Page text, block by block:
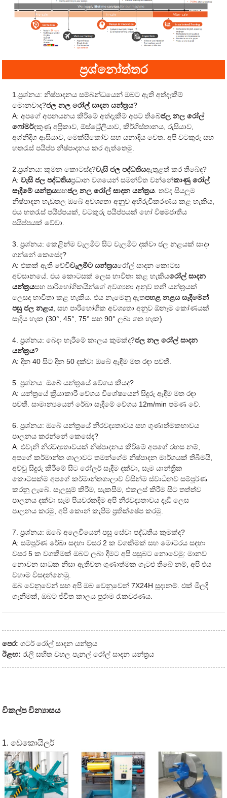
ප්‍රශ්නෝත්තර
1.ප්‍රශ්නය: නිෂ්පාදනය සම්බන්ධයෙන් ඔබට ඇති අත්දැකීම්
මොනවාද?ජල නල රෝල් සාදන යන්ත්‍රය?
A: අපගේ අපනයනය කිරීමේ අත්දැකීම් අපට තිබේජල නල රෝල්
ෆෝමර්දකුණු අප්‍රිකාව, ඕස්ට්‍රේලියාව, කිර්ගිස්තානය, රුසියාව,
අග්නිදිග ආසියාව, මෙක්සිකෝව සහ යනාදිය වෙත. අපි වටකුරු සහ
හතරැස් පයිප්ප නිෂ්පාදනය කර ඇත්තෙමු.
2.ප්‍රශ්නය: කුමන කොටස්ද?වැසි ජල පද්ධතියඇතුළත් කර තිබේද?
A:වැසි ජල පද්ධතියප්‍රධාන වශයෙන් සමන්විත වන්නේකාණු රෝල්
සෑදීමේ යන්ත්‍රයසහජල නල රෝල් සාදන යන්ත්‍රය. තවද සියලුම
නිෂ්පාදන හැඩතල ඔබේ අවශ්‍යතා අනුව අභිරුචිකරණය කළ හැකිය,
එය හතරැස් පයිප්පයක්, වටකුරු පයිප්පයක් හෝ විෂමජාතීය
පයිප්පයක් වේවා.
3. ප්‍රශ්නය: කෙළින්ම වැලමිට සිට වැලමිට දක්වා ජල නළයක් සාදා
ගන්නේ කෙසේද?
A: එකක් ඇති වේවිවැලමිට යන්ත්‍රයරෝල් සාදන කොටස
අවසානයේ. එය කොටසක් ලෙස භාවිතා කළ හැකියරෝල් සාදන
යන්ත්‍රයසහ පාරිභෝගිකයින්ගේ අවශ්‍යතා අනුව තනි යන්ත්‍රයක්
ලෙසද භාවිතා කළ හැකිය. එය නැමෙනු ඇතපහළ නළය සෑදීමෙන්
පසු ජල නළය, සහ පාරිභෝගික අවශ්‍යතා අනුව ඕනෑම කෝණයක්
සෑදිය හැක (30°, 45°, 75° සහ 90° ලබා ගත හැක)
4. ප්‍රශ්නය: බෙදා හැරීමේ කාලය කුමක්ද?ජල නල රෝල් සාදන
යන්ත්‍රය?
A: දින 40 සිට දින 50 දක්වා ඔබේ ඇඳීම මත රඳා පවතී.
5. ප්‍රශ්නය: ඔබේ යන්ත්‍රයේ වේගය කීයද?
A: යන්ත්‍රයේ ක්‍රියාකාරී වේගය විශේෂයෙන් සිදුරු ඇඳීම මත රඳා
පවතී. සාමාන්‍යයෙන් රේඛා සෑදීමේ වේගය 12m/min පමණ වේ.
6. ප්‍රශ්නය: ඔබේ යන්ත්‍රයේ නිරවද්‍යතාවය සහ ගුණාත්මකභාවය
පාලනය කරන්නේ කෙසේද?
A: එවැනි නිරවද්‍යතාවයක් නිෂ්පාදනය කිරීමේ අපගේ රහස නම්,
අපගේ කර්මාන්ත ශාලාවට තමන්ගේම නිෂ්පාදන මාර්ගයක් තිබීමයි,
අච්චු සිදුරු කිරීමේ සිට රෝලර් සෑදීම දක්වා, සෑම යාන්ත්‍රික
කොටසක්ම අපගේ කර්මාන්තශාලාව විසින්ම ස්වාධීනව සම්පූර්ණ
කරනු ලැබේ. සැලසුම් කිරීම, සැකසීම, එකලස් කිරීම සිට තත්ත්ව
පාලනය දක්වා සෑම පියවරකදීම අපි නිරවද්‍යතාවය දැඩි ලෙස
පාලනය කරමු, අපි කොන් කැපීම ප්‍රතික්ෂේප කරමු.
7. ප්‍රශ්නය: ඔබේ අලෙවියෙන් පසු සේවා පද්ධතිය කුමක්ද?
A: සම්පූර්ණ රේඛා සඳහා වසර 2 ක වගකීමක් සහ මෝටරය සඳහා
වසර 5 ක වගකීමක් ඔබට ලබා දීමට අපි පසුබට නොවෙමු: මානව
නොවන සාධක නිසා ඇතිවන ගුණාත්මක ගැටළු තිබේ නම්, අපි එය
වහාම විසඳන්නෙමු.
ඔබ වෙනුවෙන් සහ අපි ඔබ වෙනුවෙන් 7X24H සූදානම්. එක් මිලදී
ගැනීමක්, ඔබට ජීවිත කාලය පුරාම රැකවරණය.
පෙර: ගටර් රෝල් සාදන යන්ත්‍රය
ඊළඟ: රැලි සහිත වහල පැනල් රෝල් සාදන යන්ත්‍රය
විකල්ප වින්‍යාසය
1. ඩෙකොයිලර්